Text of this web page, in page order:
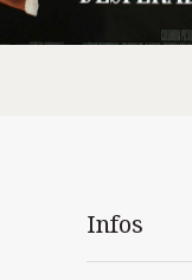
Infos